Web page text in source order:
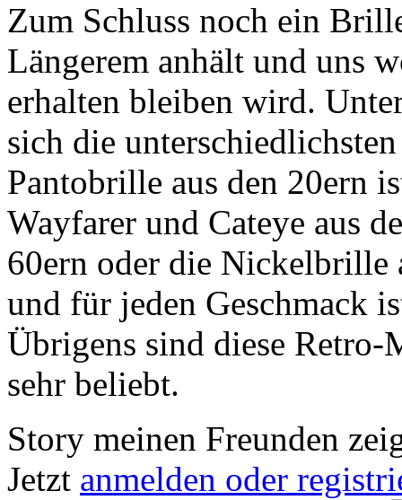
Zum Schluss noch ein
Längerem anhält und uns
erhalten bleiben wird.
sich die
Pantobrille aus den 20ern
Wayfarer und Cateye aus
60ern oder die Nickelbrille
und für jeden Geschmack
Übrigens sind diese
sehr beliebt.
Story meinen Freunden
Jetzt anmelden oder